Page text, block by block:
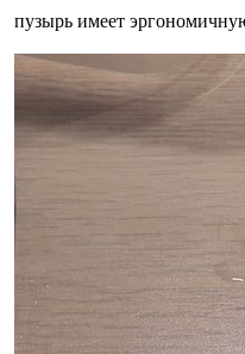
пузырь имеет